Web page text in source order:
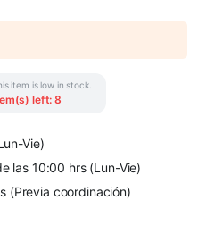
item is low in stock.
left: 8
Vie)
las 10:00 hrs (Lun-Vie)
(Previa coordinación)